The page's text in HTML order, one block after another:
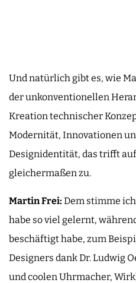
Und natürlich gibt es, wie
der unkonventionellen
Kreation technischer
Modernität, Innovationen
Designidentität, das trifft
gleichermaßen zu.
Martin Frei: Dem stimme
habe so viel gelernt,
beschäftigt habe, zum
Designers dank Dr. Ludwig
und coolen Uhrmacher,